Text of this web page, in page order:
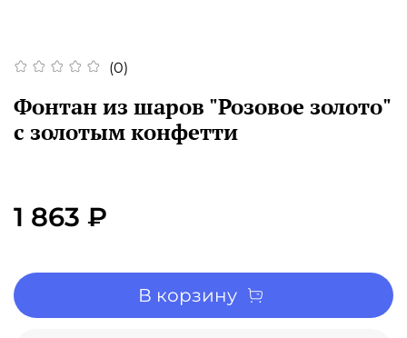
(0)
Фонтан из шаров "Розовое золото"
с золотым конфетти
1 863 ₽
В корзину